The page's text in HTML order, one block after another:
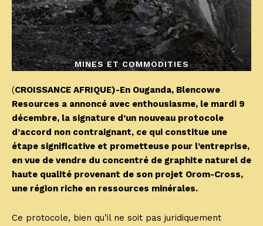
MINES ET COMMODITIES
(CROISSANCE AFRIQUE)-En Ouganda, Blencowe
Resources a annoncé avec enthousiasme, le mardi 9
décembre, la signature d’un nouveau protocole
d’accord non contraignant, ce qui constitue une
étape significative et prometteuse pour l’entreprise,
en vue de vendre du concentré de graphite naturel de
haute qualité provenant de son projet Orom-Cross,
une région riche en ressources minérales.
Ce protocole, bien qu’il ne soit pas juridiquement